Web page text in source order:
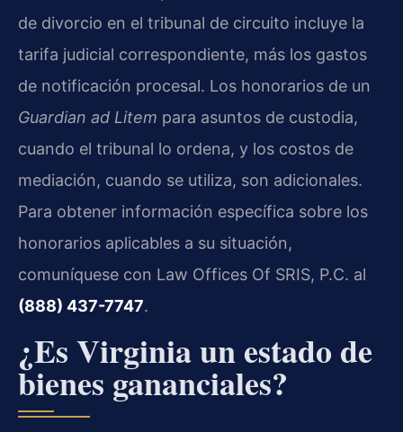
de divorcio en el tribunal de circuito incluye la
tarifa judicial correspondiente, más los gastos
de notificación procesal. Los honorarios de un
Guardian ad Litem para asuntos de custodia,
cuando el tribunal lo ordena, y los costos de
mediación, cuando se utiliza, son adicionales.
Para obtener información específica sobre los
honorarios aplicables a su situación,
comuníquese con Law Offices Of SRIS, P.C. al
(888) 437-7747.
¿Es Virginia un estado de
bienes gananciales?